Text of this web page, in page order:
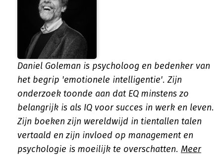
Daniel Goleman is psycholoog en bedenker van
het begrip 'emotionele intelligentie'. Zijn
onderzoek toonde aan dat EQ minstens zo
belangrijk is als IQ voor succes in werk en leven.
Zijn boeken zijn wereldwijd in tientallen talen
vertaald en zijn invloed op management en
psychologie is moeilijk te overschatten. Meer